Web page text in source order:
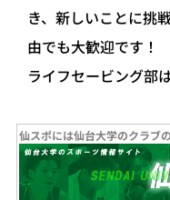
き、新しいことに挑
由でも大歓迎です！
ライフセービング部
仙スポには仙台大学のクラブ